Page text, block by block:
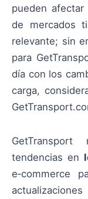
pueden
de mercados
relevante; sin
para
día con los
carga,
GetTransport
tendencias en
e‑commerce